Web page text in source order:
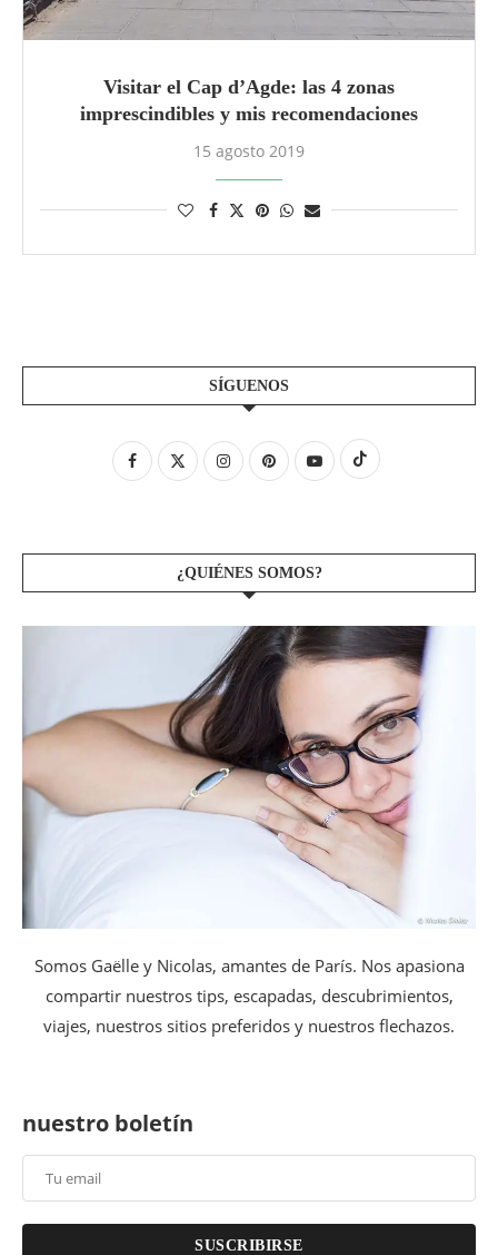
Visitar el Cap d’Agde: las 4 zonas
imprescindibles y mis recomendaciones
15 agosto 2019
SÍGUENOS
¿QUIÉNES SOMOS?
Somos Gaëlle y Nicolas, amantes de París. Nos apasiona
compartir nuestros tips, escapadas, descubrimientos,
viajes, nuestros sitios preferidos y nuestros flechazos.
nuestro boletín
SUSCRIBIRSE